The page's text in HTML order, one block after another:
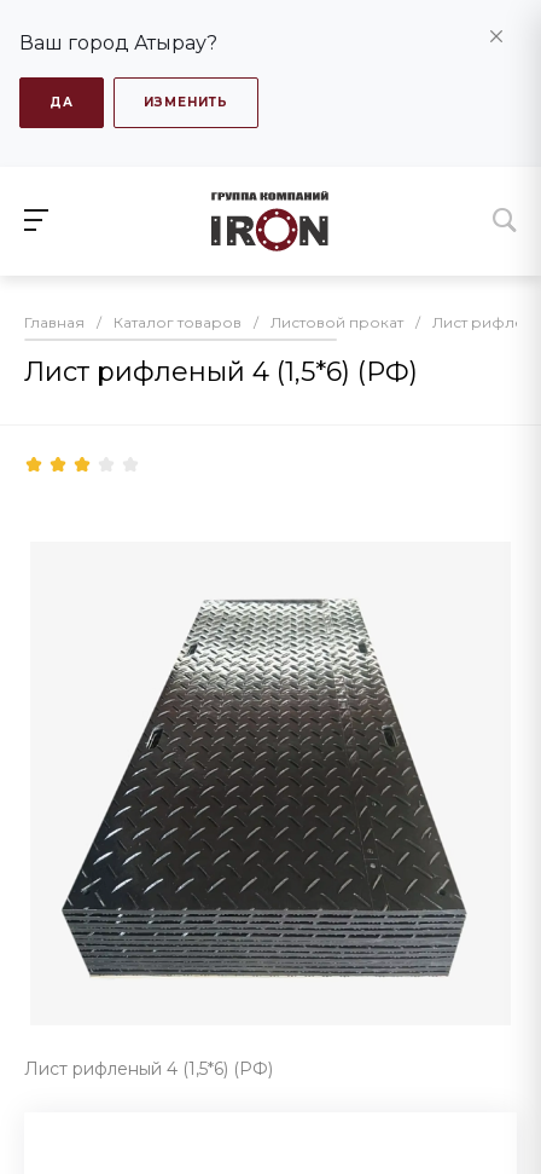
Ваш город Атырау?
ДА ИЗМЕНИТЬ
Главная / Каталог товаров / Листовой прокат / Лист
Лист рифленый 4 (1,5*6) (РФ)
Лист рифленый 4 (1,5*6) (РФ)